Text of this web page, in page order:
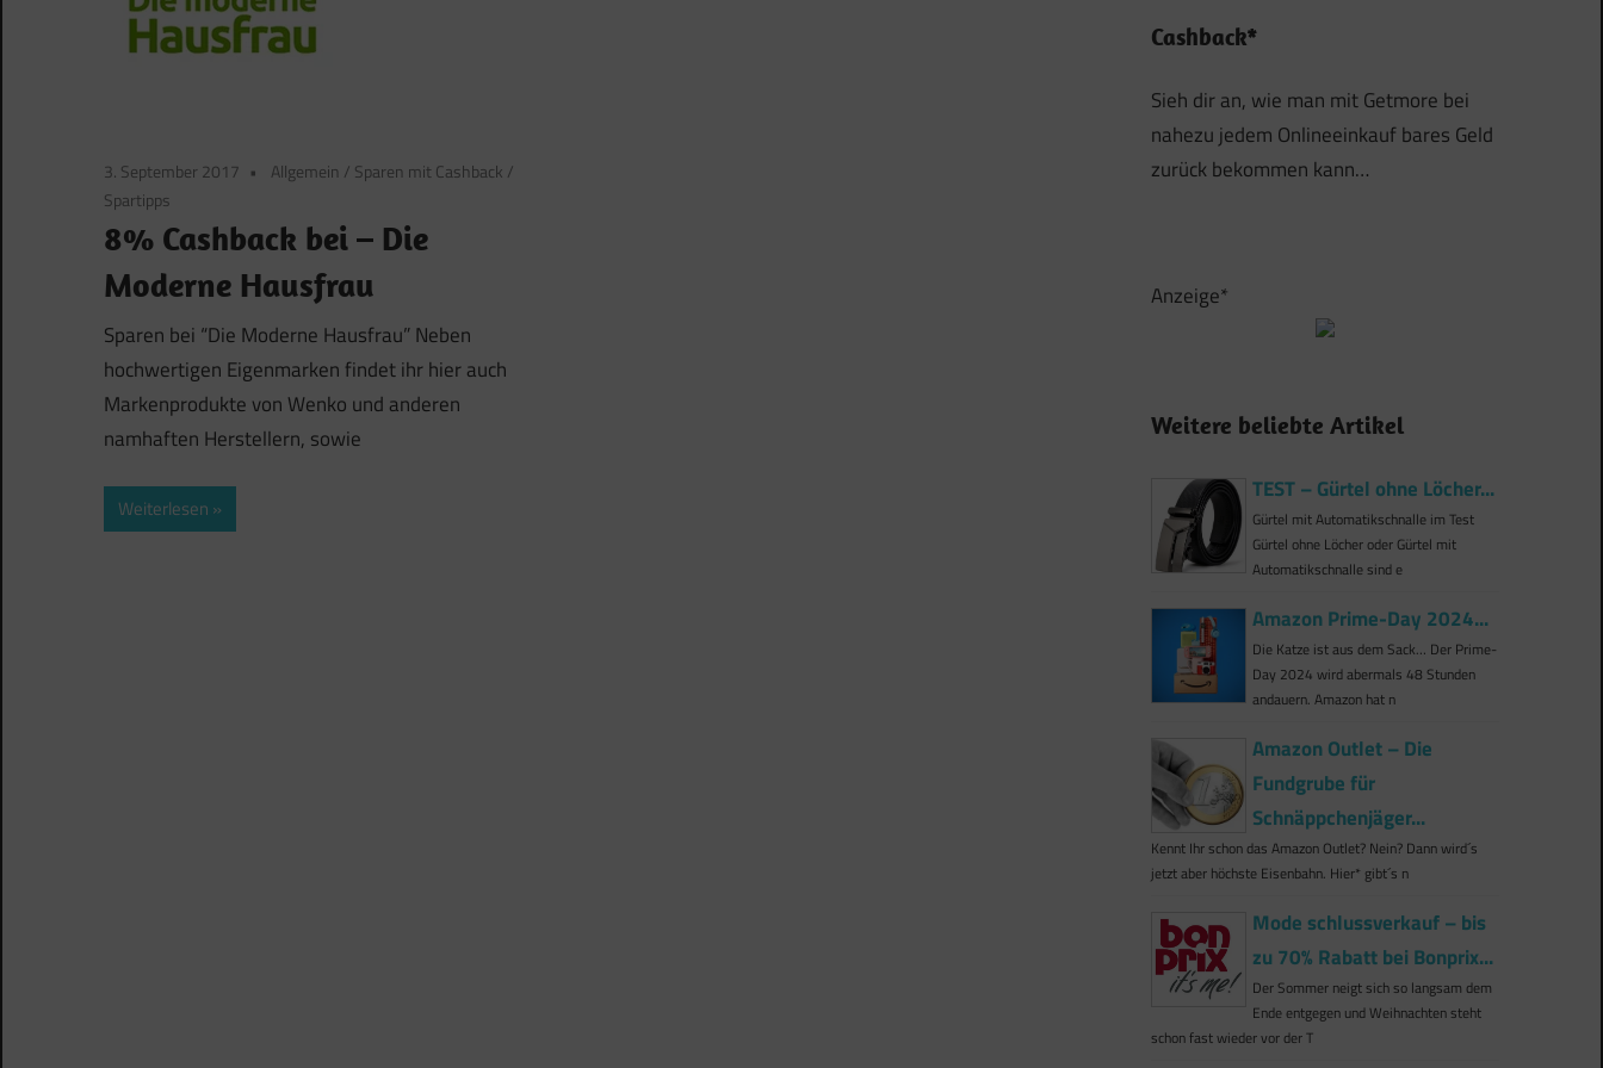
3. September 2017 Allgemein / Sparen mit Cashback /
Spartipps
8% Cashback bei – Die
Moderne Hausfrau
Sparen bei “Die Moderne Hausfrau” Neben
hochwertigen Eigenmarken findet ihr hier auch
Markenprodukte von Wenko und anderen
namhaften Herstellern, sowie
Weiterlesen
Cashback*
Sieh dir an, wie man mit Getmore bei
nahezu jedem Onlineeinkauf bares Geld
zurück bekommen kann…
Anzeige*
Weitere beliebte Artikel
TEST – Gürtel ohne Löcher...
Gürtel mit Automatikschnalle im Test
Gürtel ohne Löcher oder Gürtel mit
Automatikschnalle sind e
Amazon Prime-Day 2024...
Die Katze ist aus dem Sack… Der Prime-
Day 2024 wird abermals 48 Stunden
andauern. Amazon hat n
Amazon Outlet – Die
Fundgrube für
Schnäppchenjäger...
Kennt Ihr schon das Amazon Outlet? Nein? Dann wird´s
jetzt aber höchste Eisenbahn. Hier* gibt´s n
Mode schlussverkauf – bis
zu 70% Rabatt bei Bonprix...
Der Sommer neigt sich so langsam dem
Ende entgegen und Weihnachten steht
schon fast wieder vor der T